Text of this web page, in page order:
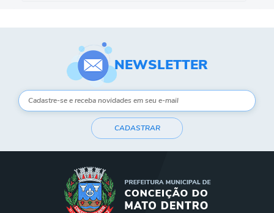
NEWSLETTER
CADASTRAR